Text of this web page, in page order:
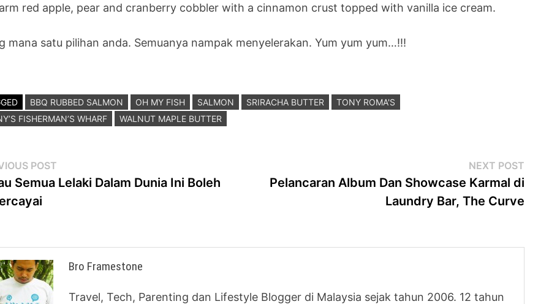
red apple, pear and cranberry cobbler with a cinnamon crust topped with vanilla ice cream.
mana satu pilihan anda. Semuanya nampak menyelerakan. Yum yum yum…!!!
BBQ RUBBED SALMON OH MY FISH SALMON SRIRACHA BUTTER
TONY ROMA'S
FISHERMAN’S WHARF
WALNUT MAPLE BUTTER
POST
post:
Semua Lelaki Dalam Dunia Ini Boleh
NEXT POSTNext
Pelancaran Album Dan Showcase Karmal di
Laundry Bar, The Curve
Bro Framestone
Travel, Tech, Parenting dan Lifestyle Blogger di Malaysia sejak tahun 2006. 12 tahun